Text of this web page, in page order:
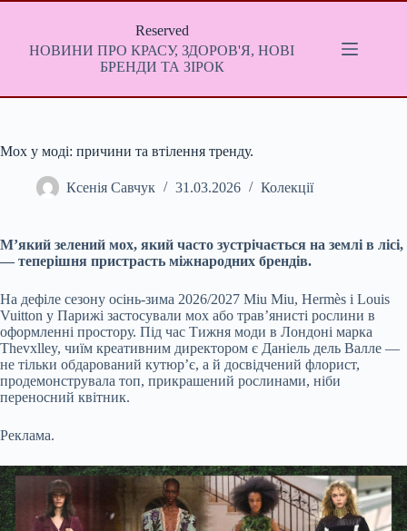
Перейти
Reserved
НОВИНИ ПРО КРАСУ, ЗДОРОВ'Я, НОВІ
БРЕНДИ ТА ЗІРОК
Мох у моді: причини та втілення тренду.
Ксенія Савчук 31.03.2026 Колекції
М’який зелений мох, який часто зустрічається на землі в лісі,
— теперішня пристрасть міжнародних брендів.
На дефіле сезону осінь-зима 2026/2027 Miu Miu, Hermès і Louis
Vuitton у Парижі застосували мох або трав’янисті рослини в
оформленні простору. Під час Тижня моди в Лондоні марка
Thevxlley, чиїм креативним директором є Даніель дель Валле —
не тільки обдарований кутюр’є, а й досвідчений флорист,
продемонструвала топ, прикрашений рослинами, ніби
переносний квітник.
Реклама.